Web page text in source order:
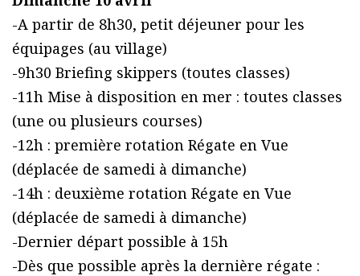
-A partir de 8h30, petit déjeuner pour les
équipages (au village)
-9h30 Briefing skippers (toutes classes)
-11h Mise à disposition en mer : toutes classes
(une ou plusieurs courses)
-12h : première rotation Régate en Vue
(déplacée de samedi à dimanche)
-14h : deuxième rotation Régate en Vue
(déplacée de samedi à dimanche)
-Dernier départ possible à 15h
-Dès que possible après la dernière régate :